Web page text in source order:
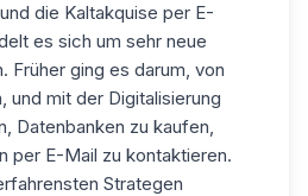
die Kaltakquise per E-
es sich um sehr neue
Früher ging es darum, von
und mit der Digitalisierung
Datenbanken zu kaufen,
per E-Mail zu kontaktieren.
Strategen